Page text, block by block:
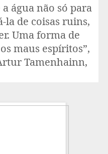
água não só para
la de coisas ruins,
Uma forma de
maus espíritos”,
Tamenhainn,